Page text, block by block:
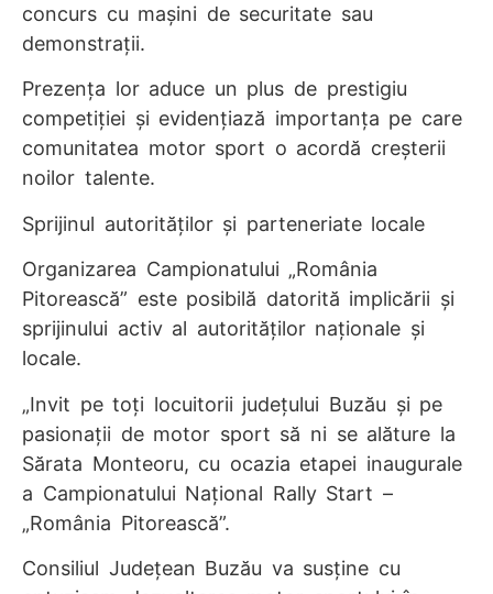
concurs cu mașini de securitate sau
demonstrații.
Prezența lor aduce un plus de prestigiu
competiției și evidențiază importanța pe care
comunitatea motor sport o acordă creșterii
noilor talente.
Sprijinul autorităților și parteneriate locale
Organizarea Campionatului „România
Pitorească” este posibilă datorită implicării și
sprijinului activ al autorităților naționale și
locale.
„Invit pe toți locuitorii județului Buzău și pe
pasionații de motor sport să ni se alăture la
Sărata Monteoru, cu ocazia etapei inaugurale
a Campionatului Național Rally Start –
„România Pitorească”.
Consiliul Județean Buzău va susține cu